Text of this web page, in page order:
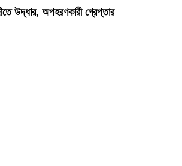
উদ্ধার, অপহরণকারী গ্রেপ্তার